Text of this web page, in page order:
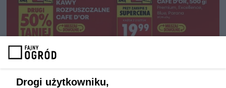
Drogi użytkowniku,